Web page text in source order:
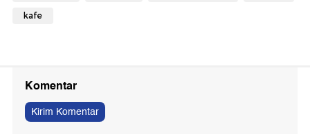
kafe
Komentar
Kirim Komentar